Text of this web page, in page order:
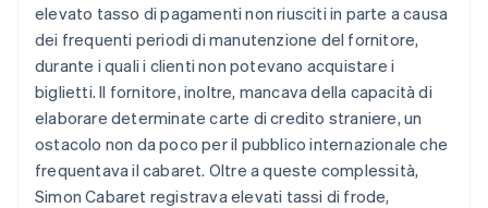
elevato tasso di pagamenti non riusciti in parte a causa
dei frequenti periodi di manutenzione del fornitore,
durante i quali i clienti non potevano acquistare i
biglietti. Il fornitore, inoltre, mancava della capacità di
elaborare determinate carte di credito straniere, un
ostacolo non da poco per il pubblico internazionale che
frequentava il cabaret. Oltre a queste complessità,
Simon Cabaret registrava elevati tassi di frode,